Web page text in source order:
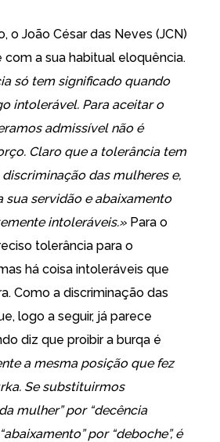
o João César das Neves (JCN)
com a sua habitual eloquência.
só tem significado quando
intolerável. Para aceitar o
admissível não é
Claro que a tolerância tem
discriminação das mulheres e,
sua servidão e abaixamento
intoleráveis.» Para o
tolerância para o
há coisa intoleráveis que
Como a discriminação das
logo a seguir, já parece
diz que proibir a burqa é
a mesma posição que fez
Se substituirmos
mulher” por “decência
por “deboche”, é